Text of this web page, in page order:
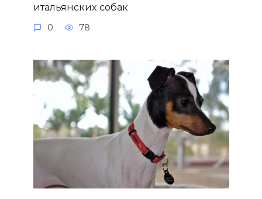
итальянских собак
0 78